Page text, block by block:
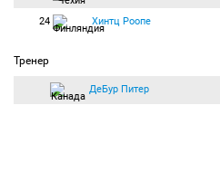
24 Хинтц Роопе
Тренер
ДеБур Питер